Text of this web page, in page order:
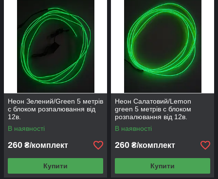
Неон Зелений/Green 5 метрів
c блоком розпалювання від
12в.
В наявності
260 ₴/комплект
Купити
Неон Салатовий/Lemon
green 5 метрів c блоком
розпалювання від 12в.
В наявності
260 ₴/комплект
Купити